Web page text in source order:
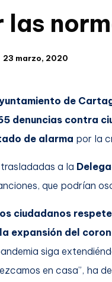
las
23 marzo, 2020
de
denuncias contra
de alarma por la
a la
que podrían
ciudadanos
expansión del
siga
en casa”, ha